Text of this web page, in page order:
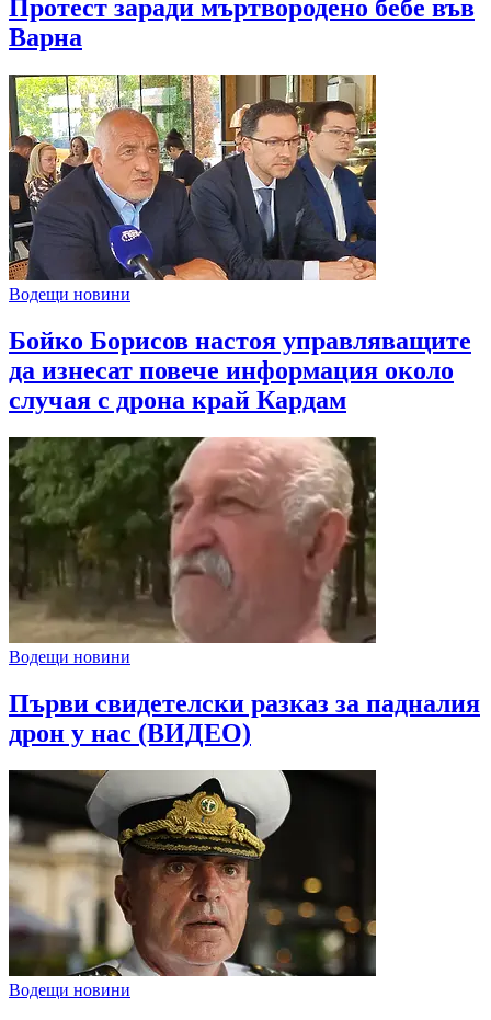
Протест заради мъртвородено бебе във
Варна
Водещи новини
Бойко Борисов настоя управляващите
да изнесат повече информация около
случая с дрона край Кардам
Водещи новини
Първи свидетелски разказ за падналия
дрон у нас (ВИДЕО)
Водещи новини